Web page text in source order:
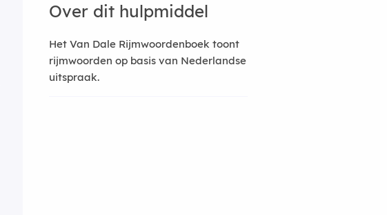
Over dit hulpmiddel
Het Van Dale Rijmwoordenboek toont
rijmwoorden op basis van Nederlandse
uitspraak.